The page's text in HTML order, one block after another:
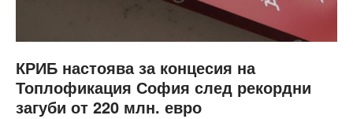
КРИБ настоява за концесия на
Топлофикация София след рекордни
загуби от 220 млн. евро